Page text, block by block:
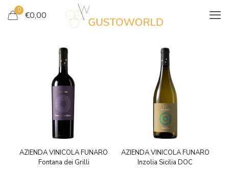
0 €0,00
AZIENDA VINICOLA FUNARO
Fontana dei Grilli
AZIENDA VINICOLA FUNARO
Inzolia Sicilia DOC